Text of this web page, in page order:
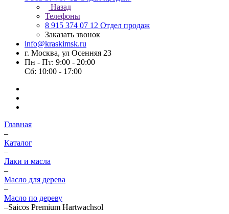
Назад
Телефоны
8 915 374 07 12 Отдел продаж
Заказать звонок
info@kraskimsk.ru
г. Москва, ул Осенняя 23
Пн - Пт: 9:00 - 20:00
Сб: 10:00 - 17:00
Главная
–
Каталог
–
Лаки и масла
–
Масло для дерева
–
Масло по дереву
–Saicos Premium Hartwachsol